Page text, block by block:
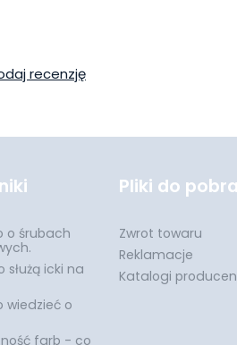
recenzję
o śrubach
służą icki na
wiedzieć o
farb - co
Pliki do
Zwrot towaru
Reklamacje
Katalogi